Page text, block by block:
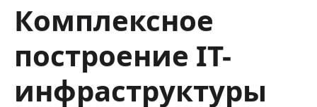
Комплексное
построение IT-
инфраструктуры